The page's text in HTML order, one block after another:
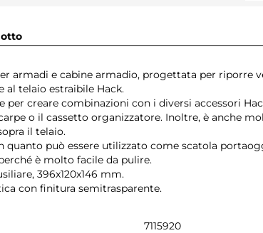
armadi e cabine armadio, progettata per riporre
al telaio estraibile Hack.
per creare combinazioni con i diversi accessori
o il cassetto organizzatore. Inoltre, è anche
il telaio.
quanto può essere utilizzato come scatola
è molto facile da pulire.
396x120x146 mm.
con finitura semitrasparente.
7115920